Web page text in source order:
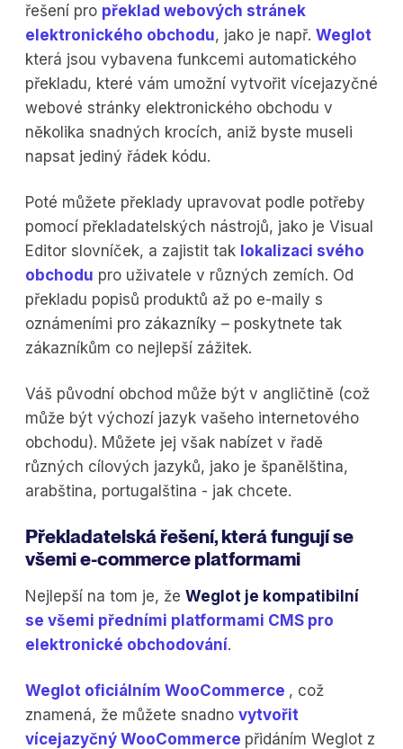
řešení pro překlad webových stránek
elektronického obchodu, jako je např. Weglot
která jsou vybavena funkcemi automatického
překladu, které vám umožní vytvořit vícejazyčné
webové stránky elektronického obchodu v
několika snadných krocích, aniž byste museli
napsat jediný řádek kódu.
Poté můžete překlady upravovat podle potřeby
pomocí překladatelských nástrojů, jako je Visual
Editor slovníček, a zajistit tak lokalizaci svého
obchodu pro uživatele v různých zemích. Od
překladu popisů produktů až po e-maily s
oznámeními pro zákazníky – poskytnete tak
zákazníkům co nejlepší zážitek.
Váš původní obchod může být v angličtině (což
může být výchozí jazyk vašeho internetového
obchodu). Můžete jej však nabízet v řadě
různých cílových jazyků, jako je španělština,
arabština, portugalština - jak chcete.
Překladatelská řešení, která fungují se
všemi e-commerce platformami
Nejlepší na tom je, že Weglot je kompatibilní
se všemi předními platformami CMS pro
elektronické obchodování.
Weglot oficiálním WooCommerce , což
znamená, že můžete snadno vytvořit
vícejazyčný WooCommerce přidáním Weglot z